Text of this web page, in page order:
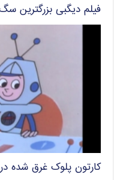
فیلم دیگبی بزرگترین
کارتون پلوک غرق شده